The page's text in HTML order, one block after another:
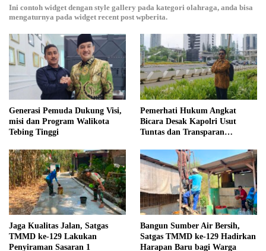
Ini contoh widget dengan style gallery pada kategori olahraga, anda bisa
mengaturnya pada widget recent post wpberita.
Generasi Pemuda Dukung Visi,
misi dan Program Walikota
Tebing Tinggi
Pemerhati Hukum Angkat
Bicara Desak Kapolri Usut
Tuntas dan Transparan
Medan
Jaga Kualitas Jalan, Satgas
TMMD ke-129 Lakukan
Penyiraman Sasaran 1
Bangun Sumber Air Bersih,
Satgas TMMD ke-129 Hadirkan
Harapan Baru bagi Warga